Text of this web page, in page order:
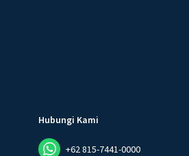
Hubungi Kami
+62 815-7441-0000